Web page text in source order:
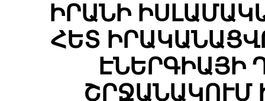
ԻՐԱՆԻ
ՀԵՏ
ԷՆԵՐԳԻԱՅԻ
ՇՐՋԱՆԱԿՈՒՄ